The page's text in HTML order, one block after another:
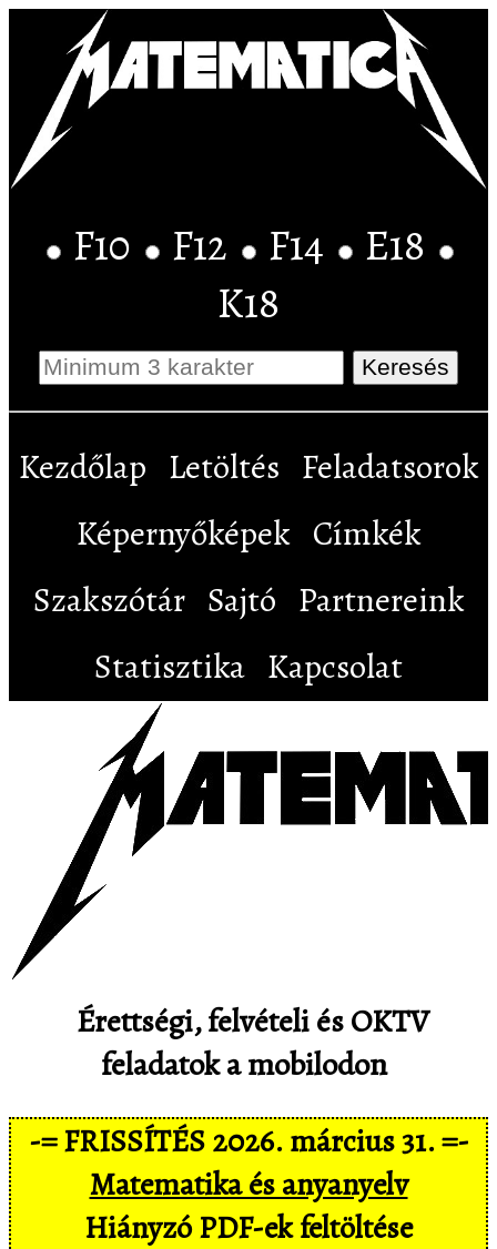
F10 F12 F14
E18
K18
Kezdőlap Letöltés Feladatsorok
Képernyőképek Címkék
Szakszótár Sajtó Partnereink
Statisztika Kapcsolat
Érettségi, felvételi és OKTV
feladatok a mobilodon
-= FRISSÍTÉS 2026. március 31. =-
Matematika és anyanyelv
Hiányzó PDF-ek feltöltése